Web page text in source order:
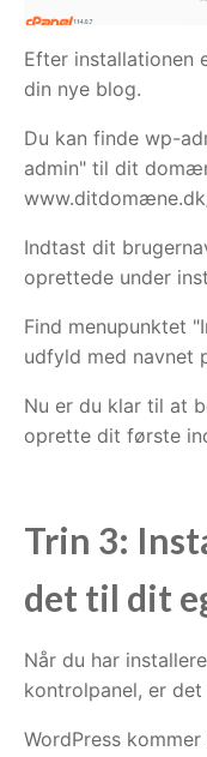
Efter installationen
din nye blog.
Du kan finde wp-
admin" til dit
Indtast dit
oprettede under
Find menupunktet
udfyld med navnet
Nu er du klar til at
oprette dit første
Trin 3:
det til dit
Når du har
kontrolpanel, er
WordPress